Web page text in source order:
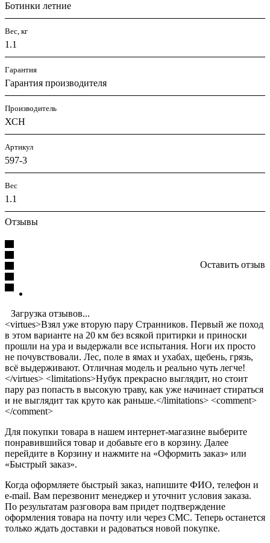
Ботинки летние
Вес, кг
1.1
Гарантия
Гарантия производителя
Производитель
ХСН
Артикул
597-3
Вес
1.1
Отзывы
Оставить отзыв
Загрузка отзывов...
<virtues>Взял уже вторую пару Странников. Первый же поход
в этом варианте на 20 км без всякой притирки и приноски
прошли на ура и выдержали все испытания. Ноги их просто
не почувствовали. Лес, поле в ямах и ухабах, щебень, грязь,
всё выдерживают. Отличная модель и реально чуть легче!
</virtues> <limitations>Нубук прекрасно выглядит, но стоит
пару раз попасть в высокую траву, как уже начинает стираться
и не выглядит так круто как раньше.</limitations> <comment>
</comment>
Для покупки товара в нашем интернет-магазине выберите
понравившийся товар и добавьте его в корзину. Далее
перейдите в Корзину и нажмите на «Оформить заказ» или
«Быстрый заказ».
Когда оформляете быстрый заказ, напишите ФИО, телефон и
e-mail. Вам перезвонит менеджер и уточнит условия заказа.
По результатам разговора вам придет подтверждение
оформления товара на почту или через СМС. Теперь останется
только ждать доставки и радоваться новой покупке.